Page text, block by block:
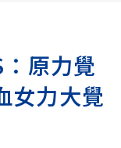
原力覺
女力大覺